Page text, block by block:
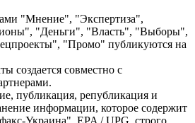
"Мнение", "Экспертиза",
"Деньги", "Власть", "Выборы",
"Промо" публикуются на
создается совместно с
публикация, републикация и
информации, которое содержит
Украина", EPA / UPG, строго